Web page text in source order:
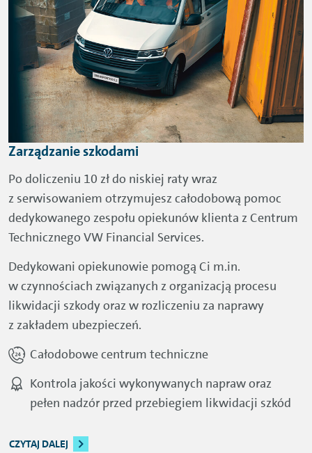
Zarządzanie szkodami
Po doliczeniu 10 zł do niskiej raty wraz
z serwisowaniem otrzymujesz całodobową pomoc
dedykowanego zespołu opiekunów klienta z Centrum
Technicznego VW Financial Services.
Dedykowani opiekunowie pomogą Ci m.in.
w czynnościach związanych z organizacją procesu
likwidacji szkody oraz w rozliczeniu za naprawy
z zakładem ubezpieczeń.
Całodobowe centrum techniczne
Kontrola jakości wykonywanych napraw oraz
pełen nadzór przed przebiegiem likwidacji szkód
CZYTAJ DALEJ